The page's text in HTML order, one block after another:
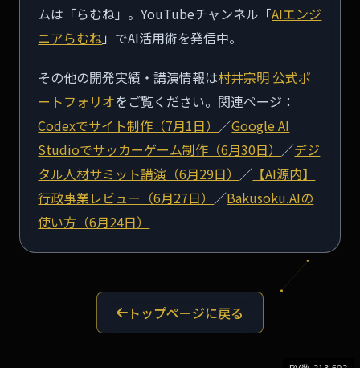
ムは「らむね」。YouTubeチャンネル「AIエンジ
ニアらむね」でAI活用術を発信中。
その他の開発実績・講演情報は村井宗明 公式ポ
ートフォリオをご覧ください。関連ページ：
Codexでサイト制作（7月1日） ／Google AI
Studioでサッカーゲーム制作（6月30日） ／デジ
タル人材サミット講演（6月29日） ／ 【AI源内】
行政事業レビュー（6月27日） ／Bakusoku.AIの
使い方（6月24日）
トップページに戻る